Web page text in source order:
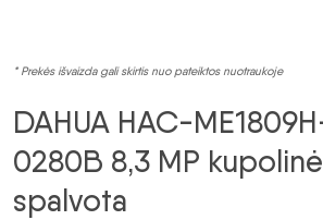
* Prekės išvaizda gali skirtis nuo pateiktos nuotraukoje
DAHUA HAC-
0280B 8,3 MP
spalvota